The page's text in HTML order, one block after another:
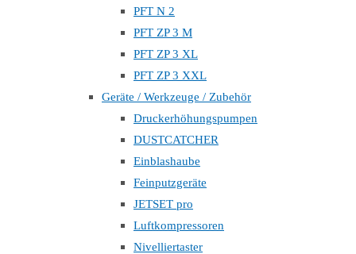
PFT N 2
PFT ZP 3 M
PFT ZP 3 XL
PFT ZP 3 XXL
Geräte / Werkzeuge / Zubehör
Druckerhöhungspumpen
DUSTCATCHER
Einblashaube
Feinputzgeräte
JETSET pro
Luftkompressoren
Nivelliertaster